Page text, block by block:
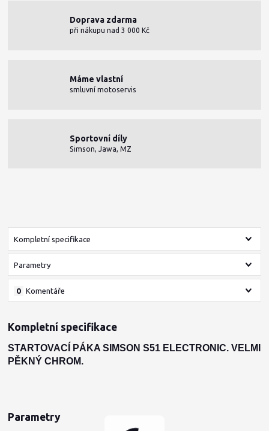
Doprava zdarma
při nákupu nad 3 000 Kč
Máme vlastní
smluvní motoservis
Sportovní díly
Simson, Jawa, MZ
Kompletní specifikace
Parametry
Komentáře
0
Kompletní specifikace
STARTOVACÍ PÁKA SIMSON S51 ELECTRONIC. VELMI
PĚKNÝ CHROM.
Parametry